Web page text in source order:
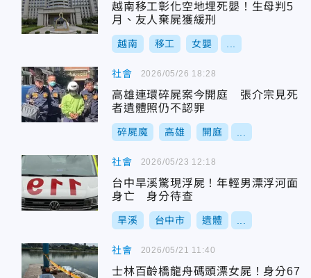
越南移工彰化空地埋死嬰！生母判5
月、友人棄屍獲緩刑
越南 移工 女嬰
社會
高雄連環碎屍案今開庭 張介宗見死
者遺體照仍不認罪
碎屍魔 高雄 開庭
2026/05/26 18:28
社會
台中旱溪驚現浮屍！年輕男漂浮河面
身亡 身分待查
旱溪 台中市 遺體
2026/05/23 12:18
社會
士林百齡橋龍舟碼頭漂女屍！身分67
2026/05/21 11:40